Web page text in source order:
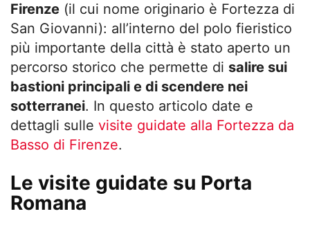
Firenze (il cui nome originario è Fortezza di
San Giovanni): all’interno del polo fieristico
più importante della città è stato aperto un
percorso storico che permette di salire sui
bastioni principali e di scendere nei
sotterranei. In questo articolo date e
dettagli sulle visite guidate alla Fortezza da
Basso di Firenze.
Le visite guidate su Porta
Romana